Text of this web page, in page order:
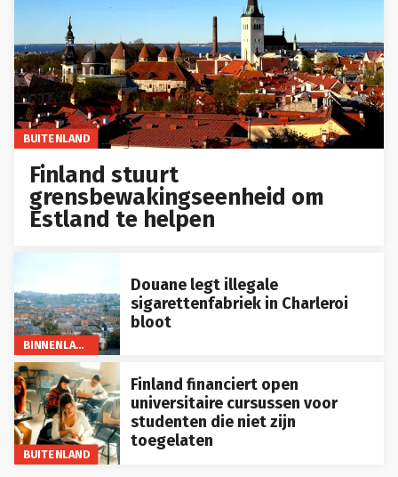
BUITENLAND
Finland stuurt
grensbewakingseenheid om
Estland te helpen
BINNENLAND
Douane legt illegale
sigarettenfabriek in Charleroi
bloot
BUITENLAND
Finland financiert open
universitaire cursussen voor
studenten die niet zijn
toegelaten